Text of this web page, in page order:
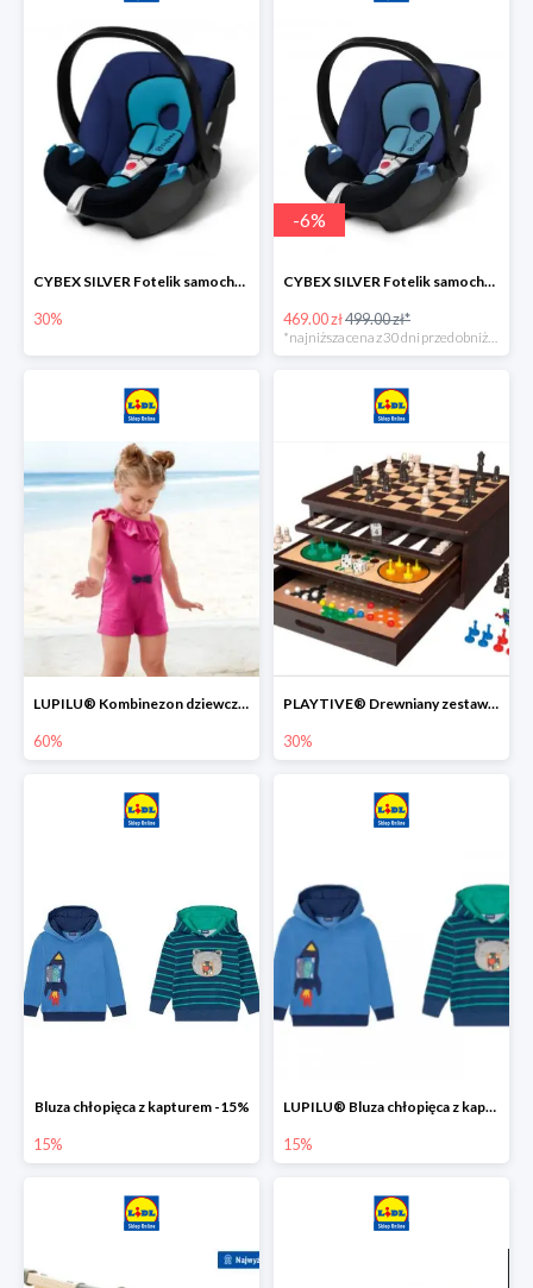
CYBEX SILVER Fotelik samochodowy -30%
30%
-6%
CYBEX SILVER Fotelik samochodowy + dostawa gratis!
469.00 zł499.00 zł*
*najniższa cena z 30 dni przed obniżką
LUPILU® Kombinezon dziewczęcy z bawełny
60%
PLAYTIVE® Drewniany zestaw gier 10 w 1
30%
Bluza chłopięca z kapturem -15%
15%
LUPILU® Bluza chłopięca z kapturem
15%